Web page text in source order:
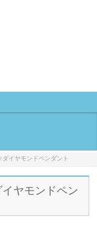
イヤモンドペンダント
ヤモンドペン